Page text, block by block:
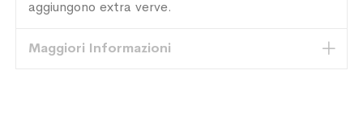
aggiungono extra verve.
Maggiori Informazioni